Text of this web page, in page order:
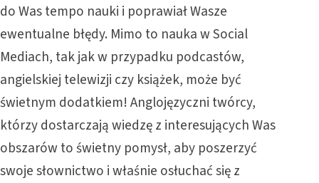
do Was tempo nauki i poprawiał Wasze
ewentualne błędy. Mimo to nauka w Social
Mediach, tak jak w przypadku podcastów,
angielskiej telewizji czy książek, może być
świetnym dodatkiem! Anglojęzyczni twórcy,
którzy dostarczają wiedzę z interesujących Was
obszarów to świetny pomysł, aby poszerzyć
swoje słownictwo i właśnie osłuchać się z